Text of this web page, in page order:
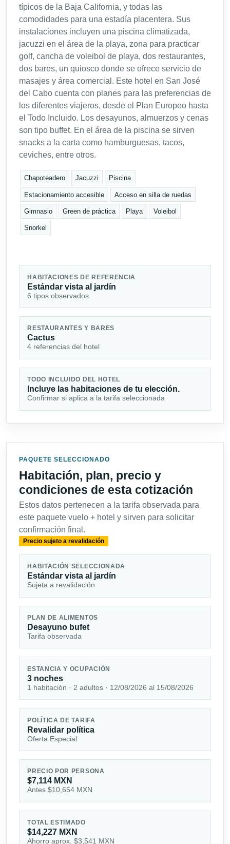
típicos de la Baja California, y todas las
comodidades para una estadía placentera. Sus
instalaciones incluyen una piscina climatizada,
jacuzzi en el área de la playa, zona para practicar
golf, cancha de voleibol de playa, dos restaurantes,
dos bares, un quiosco donde se ofrece servicio de
masajes y área comercial. Este hotel en San José
del Cabo cuenta con planes para las preferencias de
los diferentes viajeros, desde el Plan Europeo hasta
el Todo Incluido. Los desayunos, almuerzos y cenas
son tipo buffet. En el área de la piscina se sirven
snacks a la carta como hamburguesas, tacos,
ceviches, entre otros.
Chapoteadero Jacuzzi Piscina
Estacionamiento accesible Acceso en silla de ruedas
Gimnasio Green de práctica Playa Voleibol
Snorkel
HABITACIONES DE REFERENCIA
Estándar vista al jardín
6 tipos observados
RESTAURANTES Y BARES
Cactus
4 referencias del hotel
TODO INCLUIDO DEL HOTEL
Incluye las habitaciones de tu elección.
Confirmar si aplica a la tarifa seleccionada
PAQUETE SELECCIONADO
Habitación, plan, precio y
condiciones de esta cotización
Estos datos pertenecen a la tarifa observada para
este paquete vuelo + hotel y sirven para solicitar
confirmación final.
Precio sujeto a revalidación
HABITACIÓN SELECCIONADA
Estándar vista al jardín
Sujeta a revalidación
PLAN DE ALIMENTOS
Desayuno bufet
Tarifa observada
ESTANCIA Y OCUPACIÓN
3 noches
1 habitación · 2 adultos · 12/08/2026 al 15/08/2026
POLÍTICA DE TARIFA
Revalidar política
Oferta Especial
PRECIO POR PERSONA
$7,114 MXN
Antes $10,654 MXN
TOTAL ESTIMADO
$14,227 MXN
Ahorro aprox. $3,541 MXN